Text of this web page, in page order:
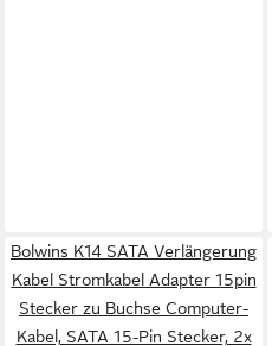
Bolwins K14 SATA Verlängerung
Kabel Stromkabel Adapter 15pin
Stecker zu Buchse Computer-
Kabel, SATA 15-Pin Stecker, 2x